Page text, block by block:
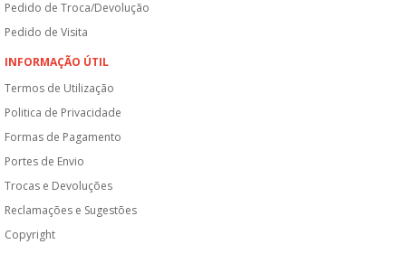
Pedido de Troca/Devolução
Pedido de Visita
INFORMAÇÃO ÚTIL
Termos de Utilização
Politica de Privacidade
Formas de Pagamento
Portes de Envio
Trocas e Devoluções
Reclamações e Sugestões
Copyright